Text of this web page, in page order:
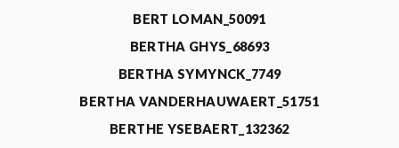
BERT LOMAN_50091
BERTHA GHYS_68693
BERTHA SYMYNCK_7749
BERTHA VANDERHAUWAERT_51751
BERTHE YSEBAERT_132362